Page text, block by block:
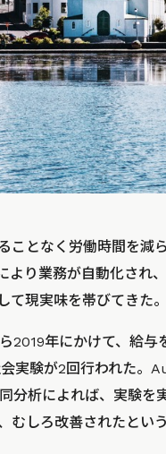
ことなく労働時間を減
より業務が自動化され
現実味を帯びてきた。
2019年にかけて、給
実験が2回行われた。
分析によれば、実験を
しろ改善されたという